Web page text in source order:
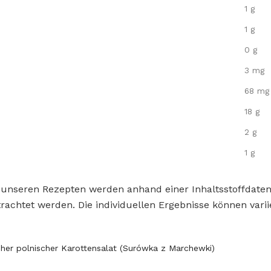
1 g
1 g
0 g
3 mg
68 mg
18 g
2 g
1 g
Rezepten werden anhand einer
werden. Die individuellen Ergebnisse können
polnischer Karottensalat (Surówka z Marchewki)